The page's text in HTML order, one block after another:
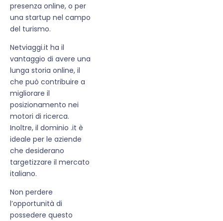
presenza online, o per
una startup nel campo
del turismo.
Netviaggi.it ha il
vantaggio di avere una
lunga storia online, il
che può contribuire a
migliorare il
posizionamento nei
motori di ricerca.
Inoltre, il dominio .it è
ideale per le aziende
che desiderano
targetizzare il mercato
italiano.
Non perdere
l’opportunità di
possedere questo